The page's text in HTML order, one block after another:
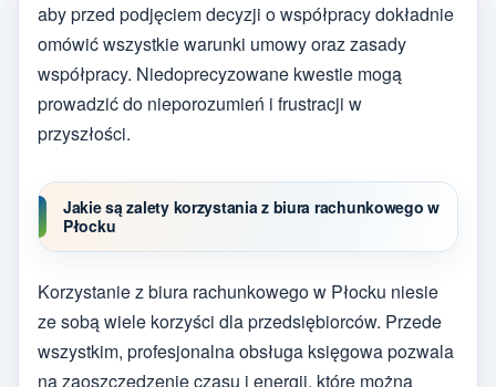
aby przed podjęciem decyzji o współpracy dokładnie
omówić wszystkie warunki umowy oraz zasady
współpracy. Niedoprecyzowane kwestie mogą
prowadzić do nieporozumień i frustracji w
przyszłości.
Jakie są zalety korzystania z biura rachunkowego w
Płocku
Korzystanie z biura rachunkowego w Płocku niesie
ze sobą wiele korzyści dla przedsiębiorców. Przede
wszystkim, profesjonalna obsługa księgowa pozwala
na zaoszczędzenie czasu i energii, które można